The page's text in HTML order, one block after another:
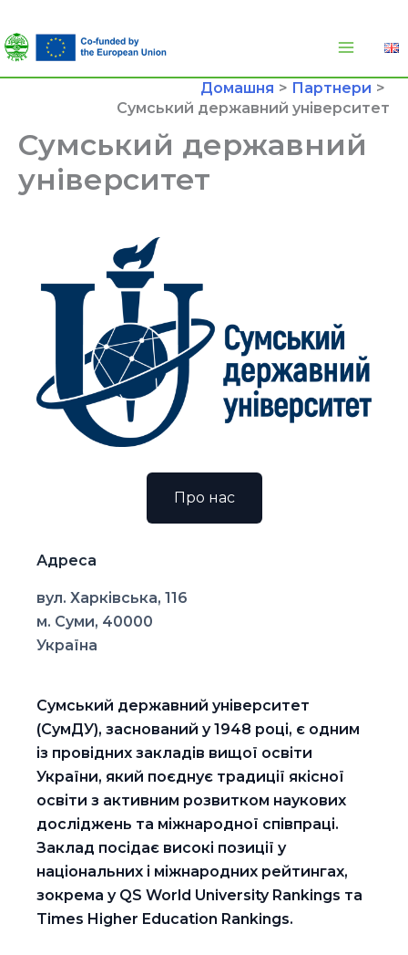
до
вмісту
Домашня
Партнери
Сумський державний університет
Сумський державний
університет
Про нас
Адреса
вул. Харківська, 116
м. Суми, 40000
Україна
Сумський державний університет
(СумДУ), заснований у 1948 році, є одним
із провідних закладів вищої освіти
України, який поєднує традиції якісної
освіти з активним розвитком наукових
досліджень та міжнародної співпраці.
Заклад посідає високі позиції у
національних і міжнародних рейтингах,
зокрема у QS World University Rankings та
Times Higher Education Rankings.